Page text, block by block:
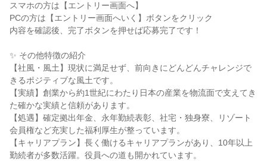
スマホの方は【エントリー画面へ】
PCの方は【エントリー画面へいく】ボタンをクリック
内容を確認後、完了ボタンを押せば応募完了です！
✨ その他特徴の紹介
【社風・風土】現状に満足せず、前向きにどんどんチャレンジで
きるポジティブな風土です。
【実績】創業から約1世紀にわたり日本の産業を物流面で支えてき
た確かな実績と信頼があります。
【処遇】確定拠出年金、永年勤続表彰、社宅・独身寮、リゾート
会員権など充実した福利厚生が整っています。
【キャリアプラン】長く働けるキャリアプランがあり、10年以上
勤続者が多数活躍。役員への道も開かれています。